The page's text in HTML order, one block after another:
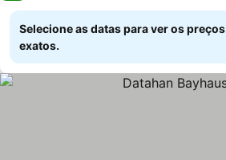
Selecione as datas para ver os preços
exatos.